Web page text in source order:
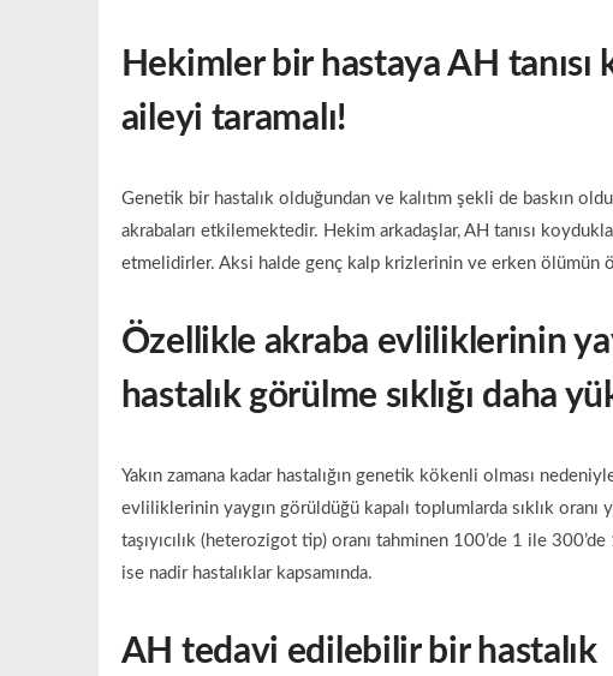
Hekimler bir hastaya AH
aileyi taramalı!
Genetik bir hastalık olduğundan ve kalıtım şekli de baskın
akrabaları etkilemektedir. Hekim arkadaşlar, AH tanısı
etmelidirler. Aksi halde genç kalp krizlerinin ve erken ölümün
Özellikle akraba evliliklerinin
hastalık görülme sıklığı daha
Yakın zamana kadar hastalığın genetik kökenli olması
evliliklerinin yaygın görüldüğü kapalı toplumlarda sıklık oranı
taşıyıcılık (heterozigot tip) oranı tahminen 100’de 1 ile
ise nadir hastalıklar kapsamında.
AH tedavi edilebilir bir hastalık